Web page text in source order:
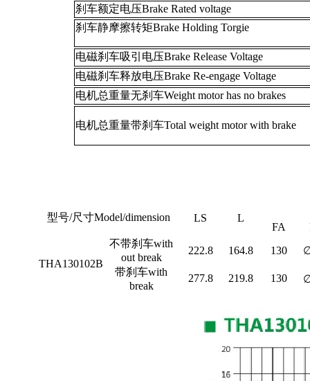
刹车额定电压Brake Rated voltage
刹车静摩擦转矩Brake Holding Torgie
电磁刹车吸引电压Brake Release Voltage
电磁刹车释放电压Brake Re-engage Voltage
电机总重量无刹车Weight motor has no brakes
电机总重量带刹车Total weight motor with brake
型号/尺寸Model/dimension LS L
FA
THA130102B
不带刹车with
out break
222.8 164.8 130
带刹车with
break
277.8 219.8 130